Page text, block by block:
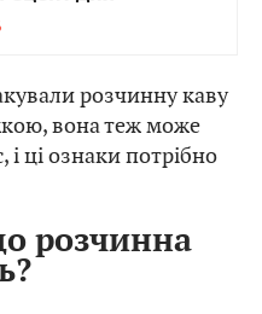
розчинну каву
вона теж може
і ці ознаки потрібно
розчинна